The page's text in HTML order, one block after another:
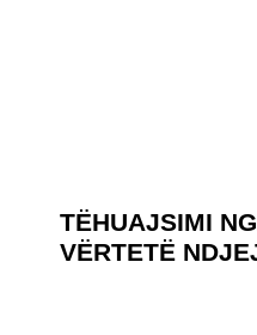
TËHUAJSIMI
VËRTETË